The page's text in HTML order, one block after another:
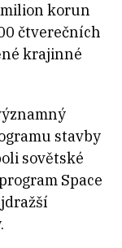
korun
čtverečních
krajinné
stavby
sovětské
Space